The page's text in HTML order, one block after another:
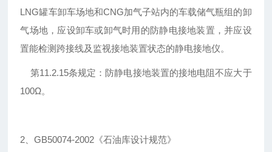
LNG罐车卸车场地和CNG加气子站内的车载储气瓶组的卸
气场地，应设卸车或卸气时用的防静电接地装置，并应设
置能检测跨接线及监视接地装置状态的静电接地仪。
第11.2.15条规定：防静电接地装置的接地电阻不应大于
100Ω。
2、GB50074-2002《石油库设计规范》